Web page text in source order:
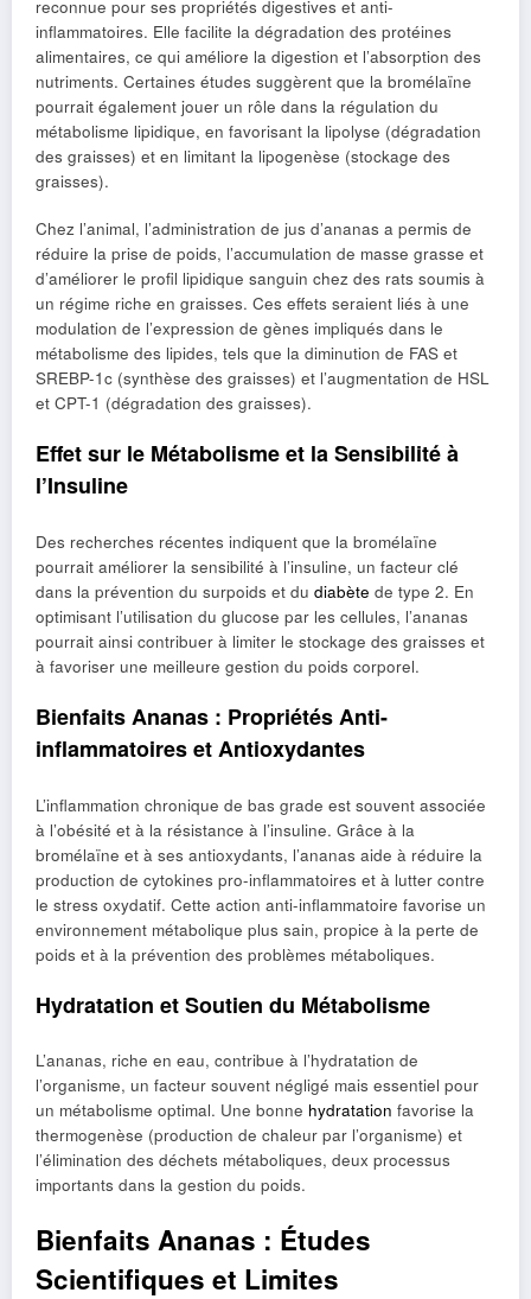
reconnue pour ses propriétés digestives et anti-
inflammatoires. Elle facilite la dégradation des protéines
alimentaires, ce qui améliore la digestion et l’absorption des
nutriments. Certaines études suggèrent que la bromélaïne
pourrait également jouer un rôle dans la régulation du
métabolisme lipidique, en favorisant la lipolyse (dégradation
des graisses) et en limitant la lipogenèse (stockage des
graisses).
Chez l’animal, l’administration de jus d’ananas a permis de
réduire la prise de poids, l’accumulation de masse grasse et
d’améliorer le profil lipidique sanguin chez des rats soumis à
un régime riche en graisses. Ces effets seraient liés à une
modulation de l’expression de gènes impliqués dans le
métabolisme des lipides, tels que la diminution de FAS et
SREBP-1c (synthèse des graisses) et l’augmentation de HSL
et CPT-1 (dégradation des graisses).
Effet sur le Métabolisme et la Sensibilité à
l’Insuline
Des recherches récentes indiquent que la bromélaïne
pourrait améliorer la sensibilité à l’insuline, un facteur clé
dans la prévention du surpoids et du diabète de type 2. En
optimisant l’utilisation du glucose par les cellules, l’ananas
pourrait ainsi contribuer à limiter le stockage des graisses et
à favoriser une meilleure gestion du poids corporel.
Bienfaits Ananas : Propriétés Anti-
inflammatoires et Antioxydantes
L’inflammation chronique de bas grade est souvent associée
à l’obésité et à la résistance à l’insuline. Grâce à la
bromélaïne et à ses antioxydants, l’ananas aide à réduire la
production de cytokines pro-inflammatoires et à lutter contre
le stress oxydatif. Cette action anti-inflammatoire favorise un
environnement métabolique plus sain, propice à la perte de
poids et à la prévention des problèmes métaboliques.
Hydratation et Soutien du Métabolisme
L’ananas, riche en eau, contribue à l’hydratation de
l’organisme, un facteur souvent négligé mais essentiel pour
un métabolisme optimal. Une bonne hydratation favorise la
thermogenèse (production de chaleur par l’organisme) et
l’élimination des déchets métaboliques, deux processus
importants dans la gestion du poids.
Bienfaits Ananas : Études
Scientifiques et Limites